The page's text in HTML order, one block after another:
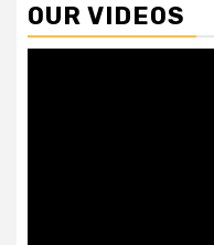
OUR VIDEOS